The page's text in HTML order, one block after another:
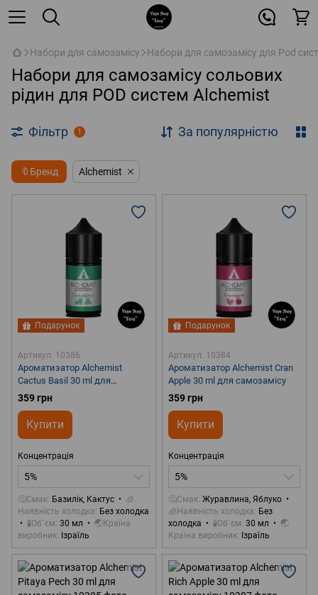
Набори для самозамісу Набори для самозамісу для Pod
Набори для самозамісу сольових
рідин для POD систем Alchemist
Фільтр 1 За популярністю
🔖Бренд Alchemist
Подарунок
Артикул: 10386
Ароматизатор Alchemist
Cactus Basil 30 ml для
самозамісу
359 грн
Купити
Концентрація
5%
🤔Смак Базилік, Кактус
🧊
Наявність холодка
Без холодка
🧪Об`єм 30 мл
🌏Країна
виробник
Ізраїль
Подарунок
Артикул: 10384
Ароматизатор Alchemist Cran
Apple 30 ml для самозамісу
359 грн
Купити
Концентрація
5%
🤔Смак Журавлина, Яблуко
🧊Наявність холодка
Без
холодка
🧪Об`єм 30 мл
🌏
Країна виробник
Ізраїль